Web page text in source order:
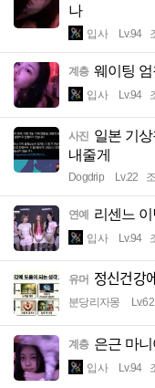
나
입사 Lv.94
계층 웨이팅
입사 Lv.94
사진 일본 기
내줄게
Dogdrip Lv.22
연예 리센느
입사 Lv.94
유머
분당리자몽 Lv.62
계층 은근 마
입사 Lv.94